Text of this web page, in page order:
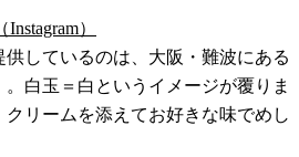
）
しているのは、大阪・難波にある
白玉＝白というイメージが覆りま
リームを添えてお好きな味でめし